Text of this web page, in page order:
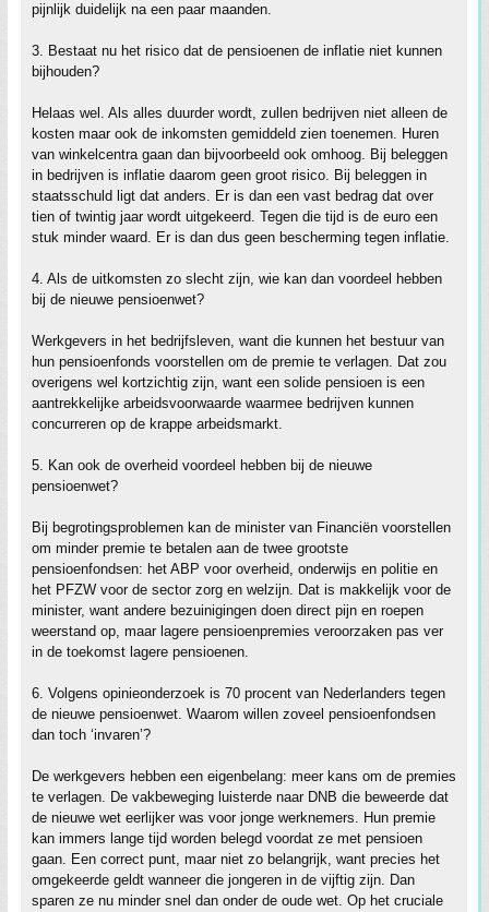
pijnlijk duidelijk na een paar maanden.
3. Bestaat nu het risico dat de pensioenen de inflatie niet kunnen
bijhouden?
Helaas wel. Als alles duurder wordt, zullen bedrijven niet alleen de
kosten maar ook de inkomsten gemiddeld zien toenemen. Huren
van winkelcentra gaan dan bijvoorbeeld ook omhoog. Bij beleggen
in bedrijven is inflatie daarom geen groot risico. Bij beleggen in
staatsschuld ligt dat anders. Er is dan een vast bedrag dat over
tien of twintig jaar wordt uitgekeerd. Tegen die tijd is de euro een
stuk minder waard. Er is dan dus geen bescherming tegen inflatie.
4. Als de uitkomsten zo slecht zijn, wie kan dan voordeel hebben
bij de nieuwe pensioenwet?
Werkgevers in het bedrijfsleven, want die kunnen het bestuur van
hun pensioenfonds voorstellen om de premie te verlagen. Dat zou
overigens wel kortzichtig zijn, want een solide pensioen is een
aantrekkelijke arbeidsvoorwaarde waarmee bedrijven kunnen
concurreren op de krappe arbeidsmarkt.
5. Kan ook de overheid voordeel hebben bij de nieuwe
pensioenwet?
Bij begrotingsproblemen kan de minister van Financiën voorstellen
om minder premie te betalen aan de twee grootste
pensioenfondsen: het ABP voor overheid, onderwijs en politie en
het PFZW voor de sector zorg en welzijn. Dat is makkelijk voor de
minister, want andere bezuinigingen doen direct pijn en roepen
weerstand op, maar lagere pensioenpremies veroorzaken pas ver
in de toekomst lagere pensioenen.
6. Volgens opinieonderzoek is 70 procent van Nederlanders tegen
de nieuwe pensioenwet. Waarom willen zoveel pensioenfondsen
dan toch ‘invaren’?
De werkgevers hebben een eigenbelang: meer kans om de premies
te verlagen. De vakbeweging luisterde naar DNB die beweerde dat
de nieuwe wet eerlijker was voor jonge werknemers. Hun premie
kan immers lange tijd worden belegd voordat ze met pensioen
gaan. Een correct punt, maar niet zo belangrijk, want precies het
omgekeerde geldt wanneer die jongeren in de vijftig zijn. Dan
sparen ze nu minder snel dan onder de oude wet. Op het cruciale